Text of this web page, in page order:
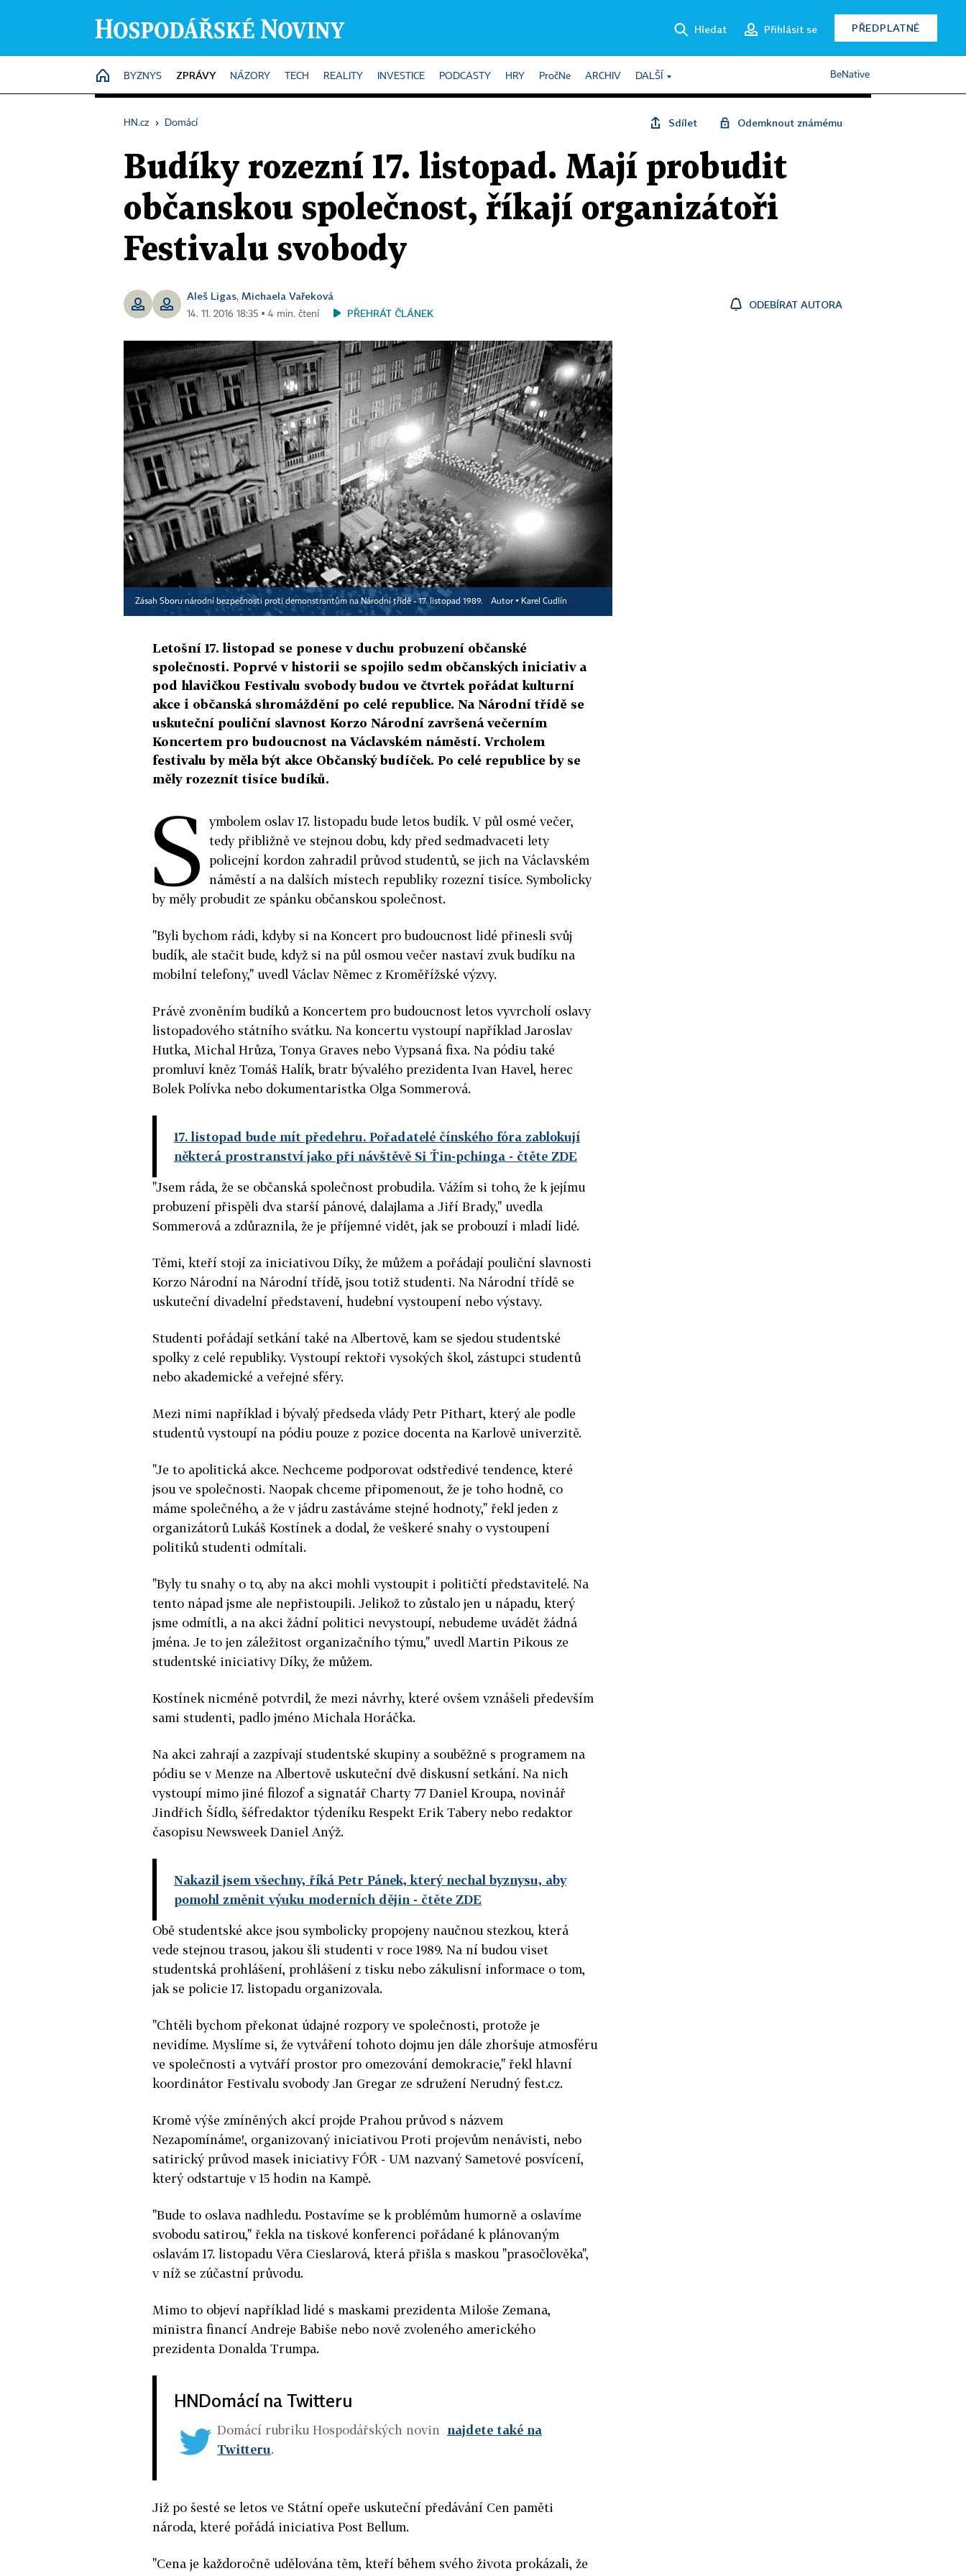
Hledat Přihlásit se PŘEDPLATNÉ
HOME
BYZNYS ZPRÁVY NÁZORY TECH REALITY INVESTICE PODCASTY HRY PročNe ARCHIV DALŠÍ BeNative
HN.cz › Domácí Sdílet Odemknout známému
Budíky rozezní 17. listopad. Mají probudit
občanskou společnost, říkají organizátoři
Festivalu svobody
Aleš Ligas, Michaela Vařeková
14. 11. 2016 18:35 ▪ 4 min. čtení PŘEHRÁT ČLÁNEK
ODEBÍRAT AUTORA
Zásah Sboru národní bezpečnosti proti demonstrantům na Národní třídě - 17. listopad 1989. Autor ▪ Karel Cudlín
Letošní 17. listopad se ponese v duchu probuzení občanské
společnosti. Poprvé v historii se spojilo sedm občanských iniciativ a
pod hlavičkou Festivalu svobody budou ve čtvrtek pořádat kulturní
akce i občanská shromáždění po celé republice. Na Národní třídě se
uskuteční pouliční slavnost Korzo Národní završená večerním
Koncertem pro budoucnost na Václavském náměstí. Vrcholem
festivalu by měla být akce Občanský budíček. Po celé republice by se
měly rozeznít tisíce budíků.
S
ymbolem oslav 17. listopadu bude letos budík. V půl osmé večer,
tedy přibližně ve stejnou dobu, kdy před sedmadvaceti lety
policejní kordon zahradil průvod studentů, se jich na Václavském
náměstí a na dalších místech republiky rozezní tisíce. Symbolicky
by měly probudit ze spánku občanskou společnost.
"Byli bychom rádi, kdyby si na Koncert pro budoucnost lidé přinesli svůj
budík, ale stačit bude, když si na půl osmou večer nastaví zvuk budíku na
mobilní telefony," uvedl Václav Němec z Kroměřížské výzvy.
Právě zvoněním budíků a Koncertem pro budoucnost letos vyvrcholí oslavy
listopadového státního svátku. Na koncertu vystoupí například Jaroslav
Hutka, Michal Hrůza, Tonya Graves nebo Vypsaná fixa. Na pódiu také
promluví kněz Tomáš Halík, bratr bývalého prezidenta Ivan Havel, herec
Bolek Polívka nebo dokumentaristka Olga Sommerová.
17. listopad bude mít předehru. Pořadatelé čínského fóra zablokují
některá prostranství jako při návštěvě Si Ťin-pchinga - čtěte ZDE
"Jsem ráda, že se občanská společnost probudila. Vážím si toho, že k jejímu
probuzení přispěli dva starší pánové, dalajlama a Jiří Brady," uvedla
Sommerová a zdůraznila, že je příjemné vidět, jak se probouzí i mladí lidé.
Těmi, kteří stojí za iniciativou Díky, že můžem a pořádají pouliční slavnosti
Korzo Národní na Národní třídě, jsou totiž studenti. Na Národní třídě se
uskuteční divadelní představení, hudební vystoupení nebo výstavy.
Studenti pořádají setkání také na Albertově, kam se sjedou studentské
spolky z celé republiky. Vystoupí rektoři vysokých škol, zástupci studentů
nebo akademické a veřejné sféry.
Mezi nimi například i bývalý předseda vlády Petr Pithart, který ale podle
studentů vystoupí na pódiu pouze z pozice docenta na Karlově univerzitě.
"Je to apolitická akce. Nechceme podporovat odstředivé tendence, které
jsou ve společnosti. Naopak chceme připomenout, že je toho hodně, co
máme společného, a že v jádru zastáváme stejné hodnoty," řekl jeden z
organizátorů Lukáš Kostínek a dodal, že veškeré snahy o vystoupení
politiků studenti odmítali.
"Byly tu snahy o to, aby na akci mohli vystoupit i političtí představitelé. Na
tento nápad jsme ale nepřistoupili. Jelikož to zůstalo jen u nápadu, který
jsme odmítli, a na akci žádní politici nevystoupí, nebudeme uvádět žádná
jména. Je to jen záležitost organizačního týmu," uvedl Martin Pikous ze
studentské iniciativy Díky, že můžem.
Kostínek nicméně potvrdil, že mezi návrhy, které ovšem vznášeli především
sami studenti, padlo jméno Michala Horáčka.
Na akci zahrají a zazpívají studentské skupiny a souběžně s programem na
pódiu se v Menze na Albertově uskuteční dvě diskusní setkání. Na nich
vystoupí mimo jiné filozof a signatář Charty 77 Daniel Kroupa, novinář
Jindřich Šídlo, šéfredaktor týdeníku Respekt Erik Tabery nebo redaktor
časopisu Newsweek Daniel Anýž.
Nakazil jsem všechny, říká Petr Pánek, který nechal byznysu, aby
pomohl změnit výuku moderních dějin - čtěte ZDE
Obě studentské akce jsou symbolicky propojeny naučnou stezkou, která
vede stejnou trasou, jakou šli studenti v roce 1989. Na ní budou viset
studentská prohlášení, prohlášení z tisku nebo zákulisní informace o tom,
jak se policie 17. listopadu organizovala.
"Chtěli bychom překonat údajné rozpory ve společnosti, protože je
nevidíme. Myslíme si, že vytváření tohoto dojmu jen dále zhoršuje atmosféru
ve společnosti a vytváří prostor pro omezování demokracie," řekl hlavní
koordinátor Festivalu svobody Jan Gregar ze sdružení Nerudný fest.cz.
Kromě výše zmíněných akcí projde Prahou průvod s názvem
Nezapomínáme!, organizovaný iniciativou Proti projevům nenávisti, nebo
satirický průvod masek iniciativy FÓR - UM nazvaný Sametové posvícení,
který odstartuje v 15 hodin na Kampě.
"Bude to oslava nadhledu. Postavíme se k problémům humorně a oslavíme
svobodu satirou," řekla na tiskové konferenci pořádané k plánovaným
oslavám 17. listopadu Věra Cieslarová, která přišla s maskou "prasočlověka",
v níž se zúčastní průvodu.
Mimo to objeví například lidé s maskami prezidenta Miloše Zemana,
ministra financí Andreje Babiše nebo nově zvoleného amerického
prezidenta Donalda Trumpa.
HNDomácí na Twitteru
Domácí rubriku Hospodářských novin najdete také na
Twitteru.
Již po šesté se letos ve Státní opeře uskuteční předávání Cen paměti
národa, které pořádá iniciativa Post Bellum.
"Cena je každoročně udělována těm, kteří během svého života prokázali, že